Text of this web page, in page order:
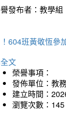
發布者：教學組
604班黃敬恆參
文
榮譽事項：
發佈單位：教
建立時間：
瀏覽次數：145